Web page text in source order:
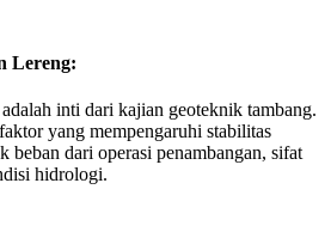
Lereng:
inti dari kajian geoteknik tambang.
yang mempengaruhi stabilitas
beban dari operasi penambangan, sifat
hidrologi.